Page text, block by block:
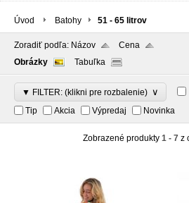
Úvod Batohy 51 - 65 litrov
Zoradiť podľa: Názov
Cena
Obrázky
Tabuľka
▼ FILTER: (klikni pre rozbalenie) ∨
Tip
Akcia Výpredaj Novinka
Zobrazené produkty 1 - 7 z